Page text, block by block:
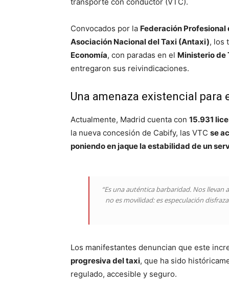
Convocados por la Federación
Asociación Nacional del Taxi (Antaxi), los
Economía, con paradas en el Ministerio de
entregaron sus reivindicaciones.
Una amenaza existencial para
Actualmente, Madrid cuenta con 15.931
la nueva concesión de Cabify, las VTC se
poniendo en jaque la estabilidad de un
“Es una auténtica barbaridad. Nos llevan
no es movilidad: es especulación
Los manifestantes denuncian que este
progresiva del taxi, que ha sido
regulado, accesible y seguro.